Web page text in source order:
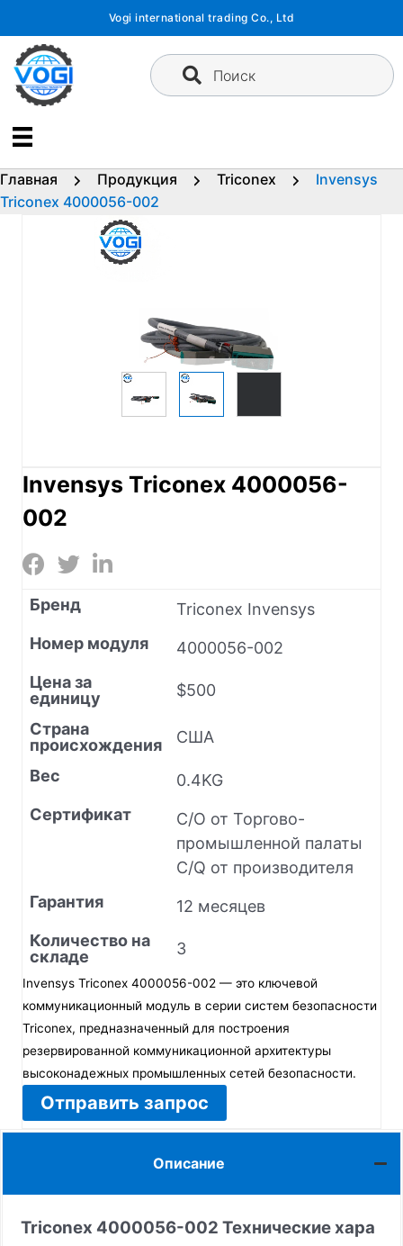
содержимому
Vogi international trading Co., Ltd
Поиск
Главная Продукция Triconex
Invensys
Triconex 4000056-002
Invensys Triconex 4000056-
002
Бренд
Triconex Invensys
Номер модуля
4000056-002
Цена за
единицу
$500
Страна
происхождения
США
Вес
0.4KG
Сертификат
C/O от Торгово-
промышленной палаты
C/Q от производителя
Гарантия
12 месяцев
Количество на
складе
3
Invensys Triconex 4000056-002 — это ключевой
коммуникационный модуль в серии систем безопасности
Triconex, предназначенный для построения
резервированной коммуникационной архитектуры
высоконадежных промышленных сетей безопасности.
Отправить запрос
Описание
Triconex 4000056-002 Технические хара